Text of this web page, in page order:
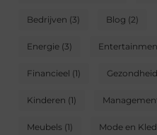
Bedrijven (3) Blog (2)
Energie (3)
Financieel (1) Gezondheid
Kinderen (1)
Meubels (1) Mode en